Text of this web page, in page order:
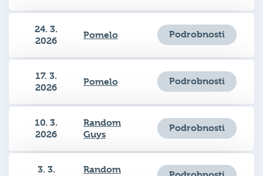
24. 3.
2026
Pomelo Podrobnosti
17. 3.
2026
Pomelo Podrobnosti
10. 3.
2026
Random
Guys
Podrobnosti
3. 3.
Random